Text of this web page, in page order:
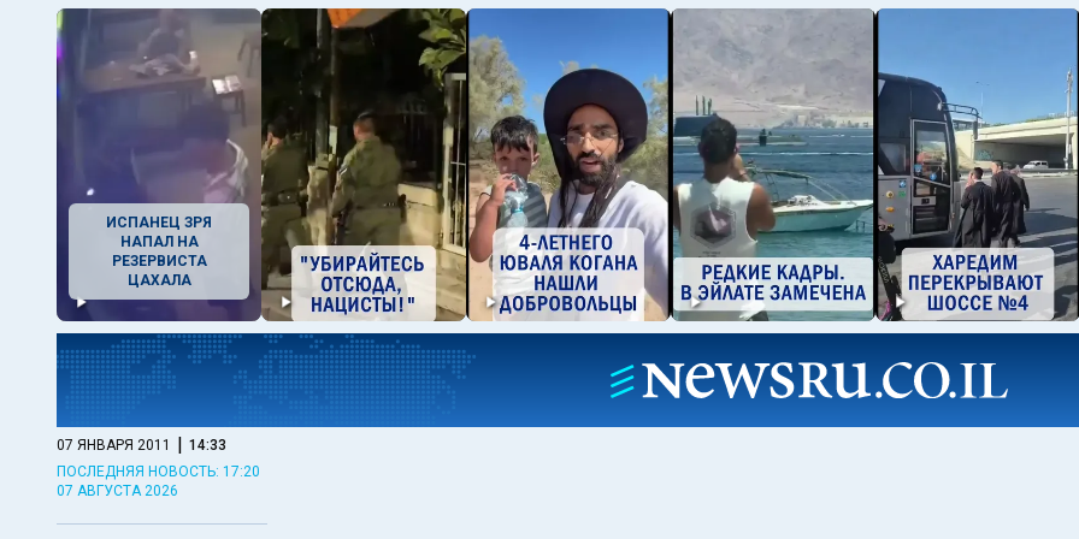
ИСПАНЕЦ ЗРЯ
НАПАЛ НА
РЕЗЕРВИСТА
ЦАХАЛА
07 ЯНВАРЯ 2011 | 14:33
ПОСЛЕДНЯЯ НОВОСТЬ: 17:20
07 АВГУСТА 2026